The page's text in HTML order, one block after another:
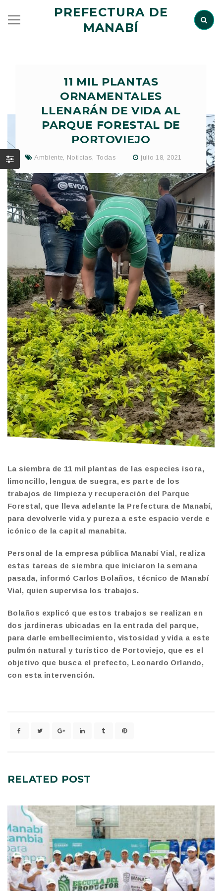
PREFECTURA DE
MANABÍ
11 MIL PLANTAS
ORNAMENTALES
LLENARÁN DE VIDA AL
PARQUE FORESTAL DE
PORTOVIEJO
Ambiente Noticias Todas julio 18, 2021
La siembra de 11 mil plantas de las especies isora,
limoncillo, lengua de suegra, es parte de los
trabajos de limpieza y recuperación del Parque
Forestal, que lleva adelante la Prefectura de Manabí,
para devolverle vida y pureza a este espacio verde e
icónico de la capital manabita.
Personal de la empresa pública Manabí Vial, realiza
estas tareas de siembra que iniciaron la semana
pasada, informó Carlos Bolaños, técnico de Manabí
Vial, quien supervisa los trabajos.
Bolaños explicó que estos trabajos se realizan en
dos jardineras ubicadas en la entrada del parque,
para darle embellecimiento, vistosidad y vida a este
pulmón natural y turístico de Portoviejo, que es el
objetivo que busca el prefecto, Leonardo Orlando,
con esta intervención.
RELATED POST